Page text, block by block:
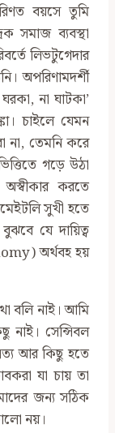
বয়সে তুমি
সমাজ ব্যবস্থা
লিভটুগেদার
অপরিণামদর্শী
ঘরকা, না ঘাটকা’
চাইলে যেমন
না, তেমনি করে
গড়ে উঠা
করতে
সুখী হতে
যে দায়িত্ব
অর্থবহ হয়
বলি নাই। আমি
নাই। সেন্সিবল
আর কিছু হতে
যা চায় তা
জন্য সঠিক
নয়।